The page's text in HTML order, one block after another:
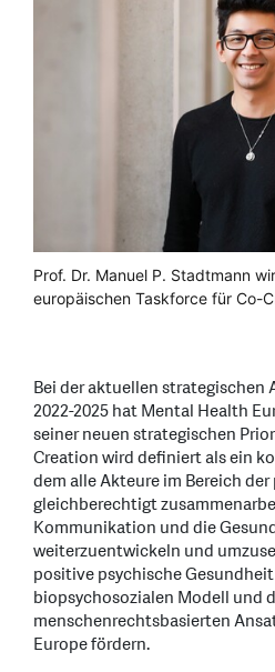
Prof. Dr. Manuel P. Stadtmann
europäischen Taskforce für Co-
Bei der aktuellen strategischen
2022-2025 hat Mental Health
seiner neuen strategischen
Creation wird definiert als ein
dem alle Akteure im Bereich
gleichberechtigt
Kommunikation und die
weiterzuentwickeln und
positive psychische Gesundheit
biopsychosozialen Modell und
menschenrechtsbasierten
Europe fördern.